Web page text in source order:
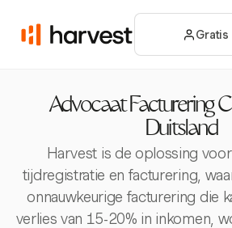
Advocaat Facturering
Duitsland
Harvest is de oplossing
tijdregistratie en facturering,
onnauwkeurige facturering die
verlies van 15-20% in inkomen,